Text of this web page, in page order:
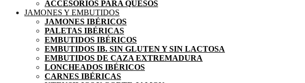
ACCESORIOS PARA QUESOS
JAMONES Y EMBUTIDOS
JAMONES IBÉRICOS
PALETAS IBÉRICAS
EMBUTIDOS IBÉRICOS
EMBUTIDOS IB. SIN GLUTEN Y SIN LACTOSA
EMBUTIDOS DE CAZA EXTREMADURA
LONCHEADOS IBÉRICOS
CARNES IBÉRICAS